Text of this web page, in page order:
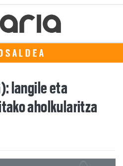
langile eta
aholkularitza